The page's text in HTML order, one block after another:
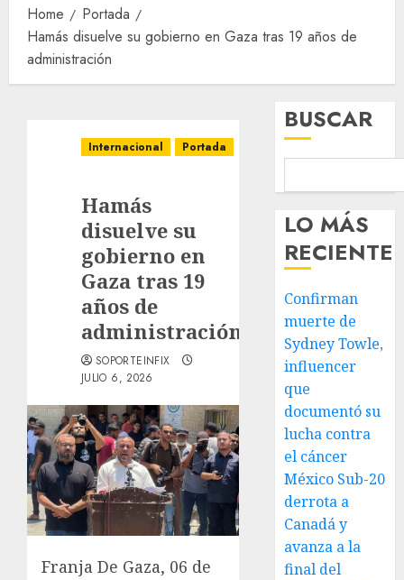
Home
Portada
Hamás disuelve su gobierno en Gaza tras 19 años de
administración
Internacional Portada
Hamás
disuelve su
gobierno en
Gaza tras 19
años de
administración
SOPORTEINFIX
JULIO 6, 2026
Franja De Gaza, 06 de
BUSCAR
LO MÁS
RECIENTE
Confirman
muerte de
Sydney Towle,
influencer
que
documentó su
lucha contra
el cáncer
México Sub-20
derrota a
Canadá y
avanza a la
final del